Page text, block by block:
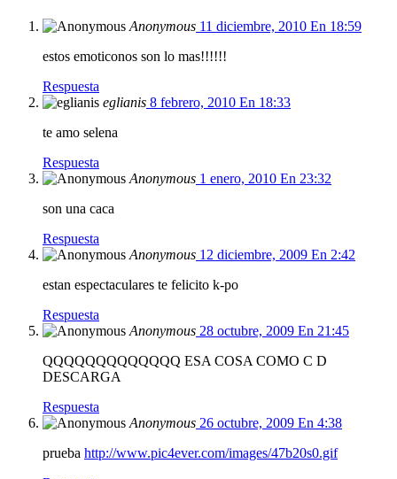
Anonymous 11 diciembre, 2010 En 18:59
estos emoticonos son lo mas!!!!!!
Respuesta
eglianis 8 febrero, 2010 En 18:33
te amo selena
Respuesta
Anonymous 1 enero, 2010 En 23:32
son una caca
Respuesta
Anonymous 12 diciembre, 2009 En 2:42
estan espectaculares te felicito k-po
Respuesta
Anonymous 28 octubre, 2009 En 21:45
QQQQQQQQQQQQQ ESA COSA COMO C D
DESCARGA
Respuesta
Anonymous 26 octubre, 2009 En 4:38
prueba http://www.pic4ever.com/images/47b20s0.gif